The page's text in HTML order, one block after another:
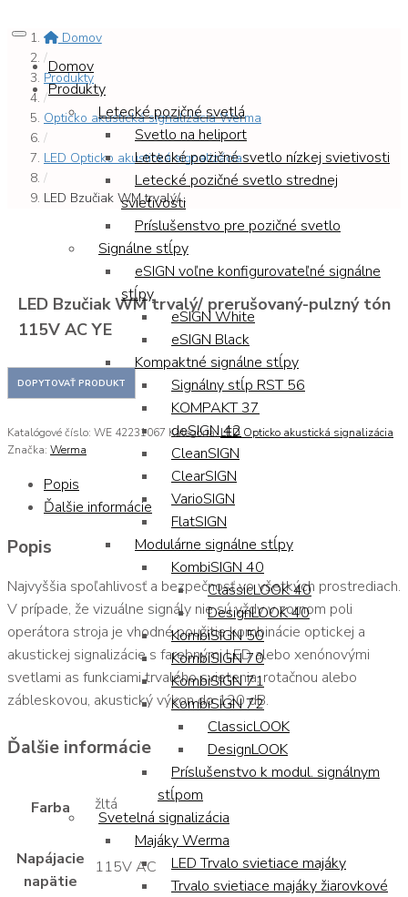
Domov
Produkty
Letecké pozičné svetlá
Svetlo na heliport
Letecké pozičné svetlo nízkej svietivosti
Letecké pozičné svetlo strednej
svietivosti
Príslušenstvo pre pozičné svetlo
Signálne stĺpy
eSIGN voľne konfigurovateľné signálne
stĺpy
eSIGN White
eSIGN Black
Kompaktné signálne stĺpy
Signálny stĺp RST 56
KOMPAKT 37
deSIGN 42
CleanSIGN
ClearSIGN
VarioSIGN
FlatSIGN
Modulárne signálne stĺpy
KombiSIGN 40
ClassicLOOK 40
DesignLOOK 40
KombiSIGN 50
KombiSIGN 70
KombiSIGN 71
KombiSIGN 72
ClassicLOOK
DesignLOOK
Príslušenstvo k modul. signálnym
stĺpom
Svetelná signalizácia
Majáky Werma
LED Trvalo svietiace majáky
Trvalo svietiace majáky žiarovkové
Domov
/
Produkty
/
Opticko akustická signalizácia Werma
/
LED Opticko akustická signalizácia
/
LED Bzučiak WM trvalý/...
LED Bzučiak WM trvalý/ prerušovaný-pulzný tón
115V AC YE
Katalógové číslo: WE 42231067 Kategória:LED Opticko akustická signalizácia
Značka: Werma
Popis
Ďalšie informácie
Popis
Najvyššia spoľahlivosť a bezpečnosť vo všetkých prostrediach.
V prípade, že vizuálne signály nie sú vždy v zornom poli
operátora stroja je vhodné použitie kombinácie optickej a
akustickej signalizácie s farebnými LED alebo xenónovými
svetlami as funkciami trvalého svietenia, rotačnou alebo
zábleskovou, akustický výkon do 120 dB.
Ďalšie informácie
Farba žltá
Napájacie
napätie
115V AC